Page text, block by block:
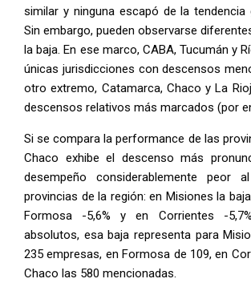
similar y ninguna escapó de la tendencia
Sin embargo, pueden observarse
la baja. En ese marco, CABA, Tucumán y
únicas jurisdicciones con descensos
otro extremo, Catamarca, Chaco y La
descensos relativos más marcados (por
Si se compara la performance de las
Chaco exhibe el descenso más
desempeño considerablemente peor
provincias de la región: en Misiones la
Formosa -5,6% y en Corrientes -
absolutos, esa baja representa para
235 empresas, en Formosa de 109, en
Chaco las 580 mencionadas.